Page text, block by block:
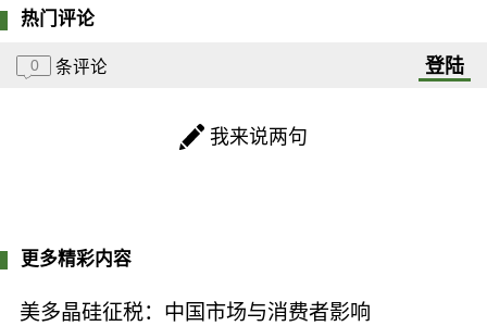
热门评论
0 条评论 登陆
我来说两句
更多精彩内容
美多晶硅征税：中国市场与消费者影响